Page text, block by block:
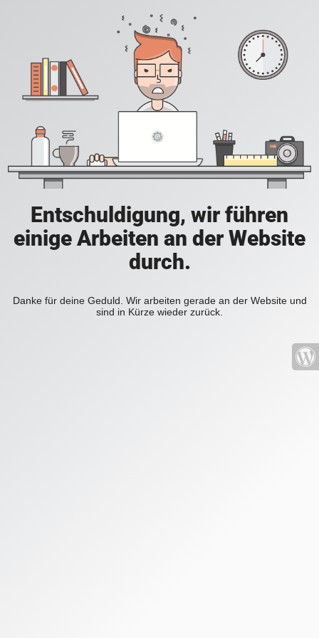
Entschuldigung, wir führen
einige Arbeiten an der Website
durch.
Danke für deine Geduld. Wir arbeiten gerade an der Website und
sind in Kürze wieder zurück.